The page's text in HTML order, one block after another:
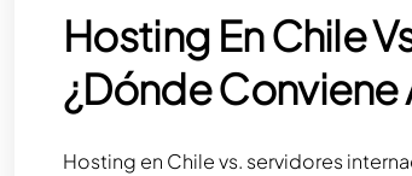
Hosting En Chile
¿Dónde Conviene
Hosting en Chile vs. servidores